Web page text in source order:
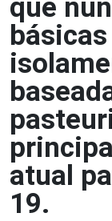
que
atual
19.